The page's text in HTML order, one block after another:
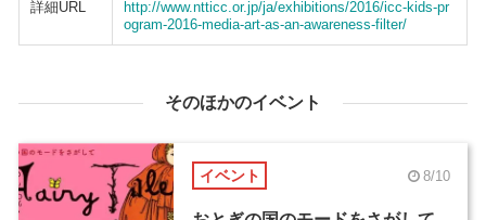
詳細URL
http://www.ntticc.or.jp/ja/exhibitions/2016/icc-kids-pr
ogram-2016-media-art-as-an-awareness-filter/
そのほかのイベント
イベント 8/10